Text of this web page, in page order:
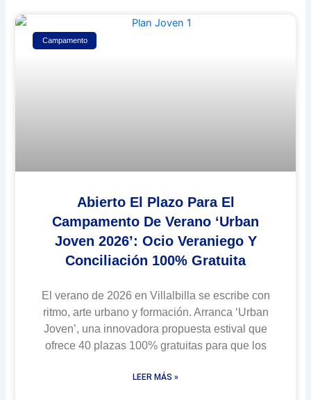
Campamento
Abierto El Plazo Para El
Campamento De Verano ‘Urban
Joven 2026’: Ocio Veraniego Y
Conciliación 100% Gratuita
El verano de 2026 en Villalbilla se escribe con
ritmo, arte urbano y formación. Arranca ‘Urban
Joven’, una innovadora propuesta estival que
ofrece 40 plazas 100% gratuitas para que los
LEER MÁS »